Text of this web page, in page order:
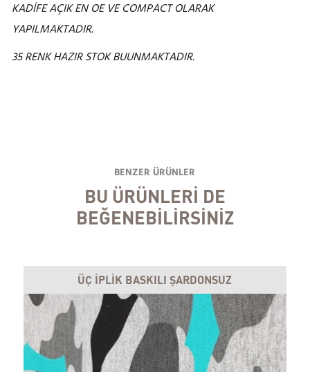
KADİFE AÇIK EN OE VE COMPACT OLARAK
YAPILMAKTADIR.
35 RENK HAZIR STOK BUUNMAKTADIR.
BENZER ÜRÜNLER
BU ÜRÜNLERİ DE
BEĞENEBİLİRSİNİZ
ÜÇ İPLİK BASKILI ŞARDONSUZ